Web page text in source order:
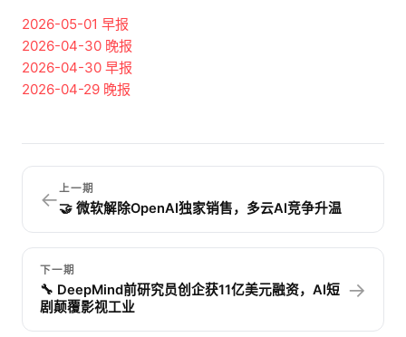
2026-05-01 早报
2026-04-30 晚报
2026-04-30 早报
2026-04-29 晚报
←上一期
🤝 微软解除OpenAI独家销售，多云AI竞争升温
下一期
🔧 DeepMind前研究员创企获11亿美元融资，AI短
剧颠覆影视工业
→